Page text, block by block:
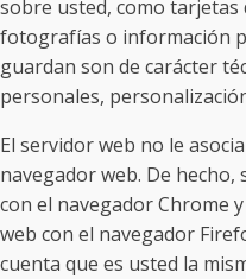
sobre usted, como
fotografías o información
guardan son de carácter
personales,
El servidor web no le
navegador web. De
con el navegador Chrome
web con el navegador
cuenta que es usted la